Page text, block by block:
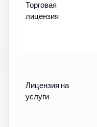
Торговая
лицензия
Лицензия на
услуги